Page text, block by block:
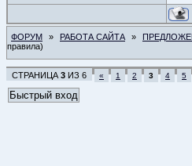
ФОРУМ » РАБОТА САЙТА »
правила)
СТРАНИЦА 3 ИЗ 6 « 1 2 3 4 5